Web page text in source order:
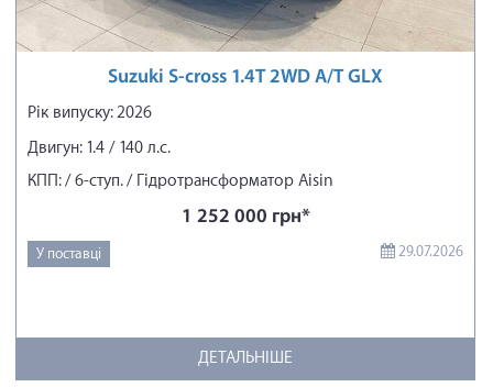
Suzuki S-cross 1.4T 2WD A/T GLX
Рік випуску: 2026
Двигун: 1.4 / 140 л.с.
КПП: / 6-ступ. / Гідротрансформатор Aisin
1 252 000 грн*
У поставці 29.07.2026
ДЕТАЛЬНІШЕ